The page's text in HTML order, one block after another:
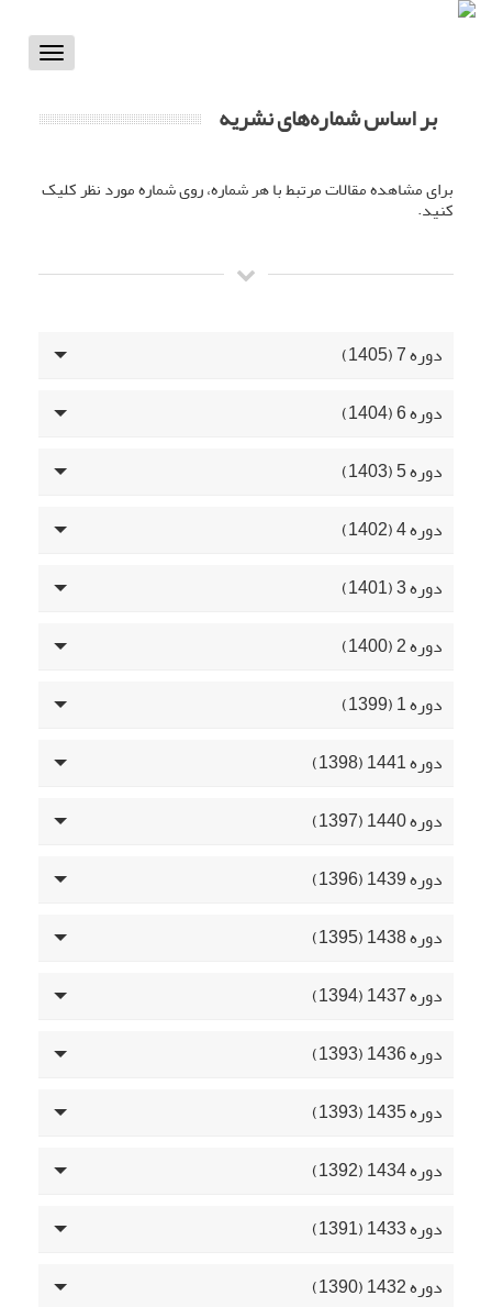
Toggle
بر اساس شماره‌های نشریه
برای مشاهده مقالات مرتبط با هر شماره، روی شماره مورد نظر کلیک
کنید.
دوره 7 (1405)
دوره 6 (1404)
دوره 5 (1403)
دوره 4 (1402)
دوره 3 (1401)
دوره 2 (1400)
دوره 1 (1399)
دوره 1441 (1398)
دوره 1440 (1397)
دوره 1439 (1396)
دوره 1438 (1395)
دوره 1437 (1394)
دوره 1436 (1393)
دوره 1435 (1393)
دوره 1434 (1392)
دوره 1433 (1391)
دوره 1432 (1390)